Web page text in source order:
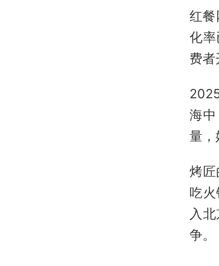
红
化
费者
海
量，
烤
吃
入
争。